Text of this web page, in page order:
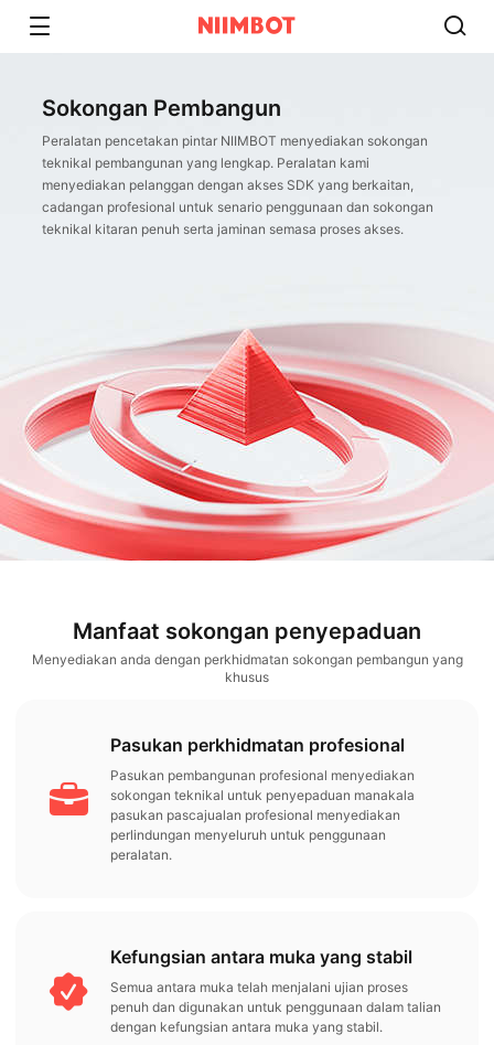
Sokongan Pembangun​
Peralatan pencetakan pintar NIIMBOT menyediakan sokongan
teknikal pembangunan yang lengkap. Peralatan kami
menyediakan pelanggan dengan akses SDK yang berkaitan,
cadangan profesional untuk senario penggunaan dan sokongan
teknikal kitaran penuh serta jaminan semasa proses akses.
Manfaat sokongan penyepaduan
Menyediakan anda dengan perkhidmatan sokongan pembangun yang
khusus
Pasukan perkhidmatan profesional
Pasukan pembangunan profesional menyediakan
sokongan teknikal untuk penyepaduan manakala
pasukan pascajualan profesional menyediakan
perlindungan menyeluruh untuk penggunaan
peralatan.
Kefungsian antara muka yang stabil
Semua antara muka telah menjalani ujian proses
penuh dan digunakan untuk penggunaan dalam talian
dengan kefungsian antara muka yang stabil.